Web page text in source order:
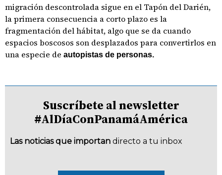
migración descontrolada sigue en el Tapón del Darién,
la primera consecuencia a corto plazo es la
fragmentación del hábitat, algo que se da cuando
espacios boscosos son desplazados para convertirlos en
una especie de autopistas de personas.
Suscríbete al newsletter
#AlDíaConPanamáAmérica
Las noticias que importan directo a tu inbox